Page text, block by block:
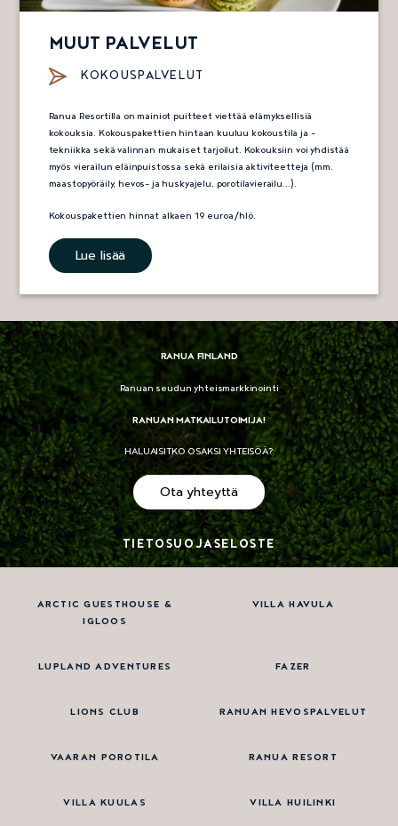
MUUT PALVELUT
KOKOUSPALVELUT
Ranua Resortilla on mainiot puitteet viettää elämyksellisiä
kokouksia. Kokouspakettien hintaan kuuluu kokoustila ja -
tekniikka sekä valinnan mukaiset tarjoilut. Kokouksiin voi yhdistää
myös vierailun eläinpuistossa sekä erilaisia aktiviteetteja (mm.
maastopyöräily, hevos- ja huskyajelu, porotilavierailu…).
Kokouspakettien hinnat alkaen 19 euroa/hlö.
Lue lisää
RANUA FINLAND
Ranuan seudun yhteismarkkinointi
RANUAN MATKAILUTOIMIJA!
HALUAISITKO OSAKSI YHTEISÖÄ?
Ota yhteyttä
TIETOSUOJASELOSTE
ARCTIC GUESTHOUSE &
IGLOOS
VILLA HAVULA
LUPLAND ADVENTURES FAZER
LIONS CLUB RANUAN HEVOSPALVELUT
VAARAN POROTILA RANUA RESORT
VILLA KUULAS VILLA HUILINKI